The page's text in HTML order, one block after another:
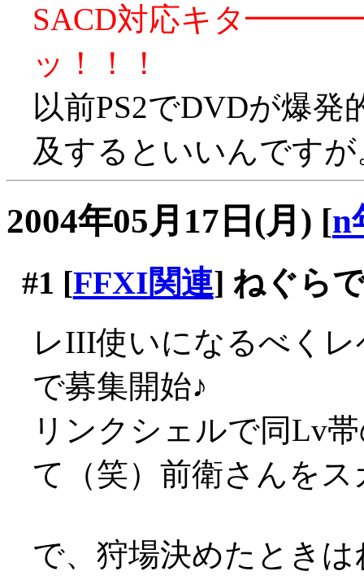
SACD対応キタ
ッ！！！
以前PS2でDVDが爆
及するといいんですが
2004年05月17日(月) [n
#1 [FFXI関連] ねぐら
レIII使いになるべく
で募集開始♪
リンクシェルで同Lv
て（笑）前衛さんをス
で、狩場決めたとき